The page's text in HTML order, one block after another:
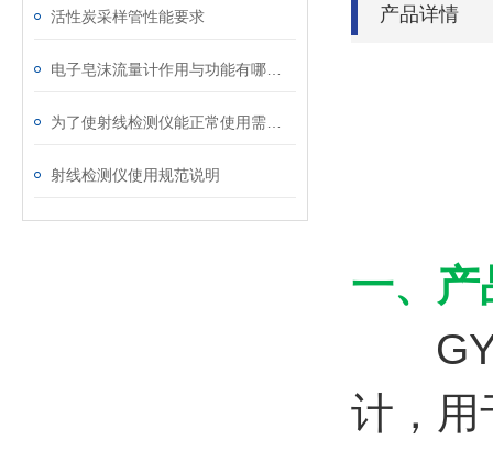
活性炭采样管性能要求
射线检测仪使用规范说明
产品详情
一、
GY-
计，用